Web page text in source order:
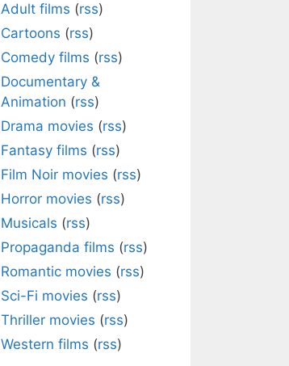
Adult films (rss)
Cartoons (rss)
Comedy films (rss)
Documentary &
Animation (rss)
Drama movies (rss)
Fantasy films (rss)
Film Noir movies (rss)
Horror movies (rss)
Musicals (rss)
Propaganda films (rss)
Romantic movies (rss)
Sci-Fi movies (rss)
Thriller movies (rss)
Western films (rss)